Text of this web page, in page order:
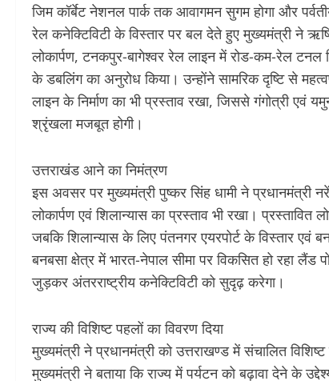
जिम कॉर्बेट नेशनल पार्क तक आवागमन सुगम होगा और
रेल कनेक्टिविटी के विस्तार पर बल देते हुए मुख्यमंत्री ने
लोकार्पण, टनकपुर-बागेश्वर रेल लाइन में रोड-कम-रेल टनल
के डबलिंग का अनुरोध किया। उन्होंने सामरिक दृष्टि से
लाइन के निर्माण का भी प्रस्ताव रखा, जिससे गंगोत्री एवं
श्रृंखला मजबूत होगी।
उत्तराखंड आने का निमंत्रण
इस अवसर पर मुख्यमंत्री पुष्कर सिंह धामी ने प्रधानमंत्री
लोकार्पण एवं शिलान्यास का प्रस्ताव भी रखा। प्रस्तावित
जबकि शिलान्यास के लिए पंतनगर एयरपोर्ट के विस्तार एवं
बनबसा क्षेत्र में भारत-नेपाल सीमा पर विकसित हो रहा लैंड
जुड़कर अंतरराष्ट्रीय कनेक्टिविटी को सुदृढ़ करेगा।
राज्य की विशिष्ट पहलों का विवरण दिया
मुख्यमंत्री ने प्रधानमंत्री को उत्तराखण्ड में संचालित
मुख्यमंत्री ने बताया कि राज्य में पर्यटन को बढ़ावा देने के